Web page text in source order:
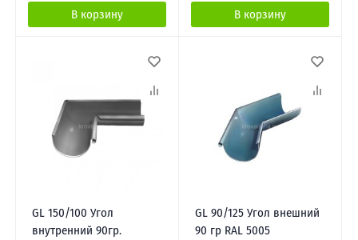
В корзину В корзину
GL 150/100 Угол
внутренний 90гр.
GL 90/125 Угол внешний
90 гр RAL 5005